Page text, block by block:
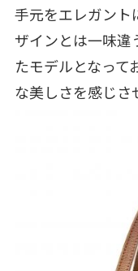
手元をエレガント
ザインとは一味違
たモデルとなって
な美しさを感じさ